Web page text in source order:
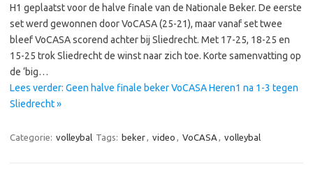
H1 geplaatst voor de halve finale van de Nationale Beker. De eerste
set werd gewonnen door VoCASA (25-21), maar vanaf set twee
bleef VoCASA scorend achter bij Sliedrecht. Met 17-25, 18-25 en
15-25 trok Sliedrecht de winst naar zich toe. Korte samenvatting op
de ‘big…
Lees verder: Geen halve finale beker VoCASA Heren1 na 1-3 tegen
Sliedrecht »
Categorie: volleybal Tags: beker, video , VoCASA , volleybal